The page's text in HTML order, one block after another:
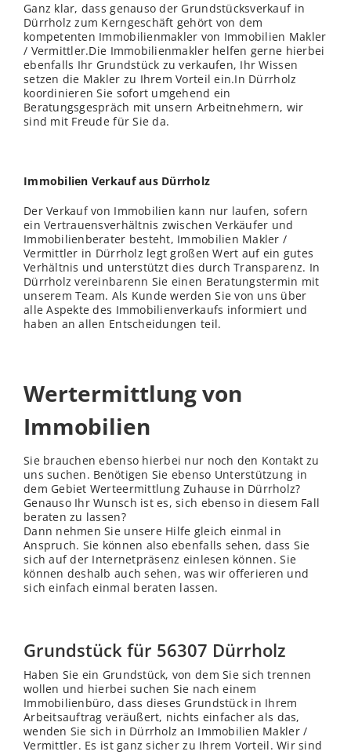
Ganz klar, dass genauso der Grundstücksverkauf in
Dürrholz zum Kerngeschäft gehört von dem
kompetenten Immobilienmakler von Immobilien Makler
/ Vermittler.Die Immobilienmakler helfen gerne hierbei
ebenfalls Ihr Grundstück zu verkaufen, IhrWissen
setzen die Makler zu Ihrem Vorteil ein.In Dürrholz
koordinieren Sie sofort umgehend ein
Beratungsgespräch mit unsern Arbeitnehmern, wir
sind mit Freude für Sie da.
Immobilien Verkauf aus Dürrholz
Der Verkauf von Immobilien kann nur laufen, sofern
ein Vertrauensverhältnis zwischen Verkäufer und
Immobilienberater besteht, Immobilien Makler /
Vermittler in Dürrholz legt großen Wert auf ein gutes
Verhältnis und unterstützt dies durch Transparenz. In
Dürrholz vereinbarenn Sie einen Beratungstermin mit
unserem Team. Als Kunde werden Sie von uns über
alle Aspekte des Immobilienverkaufs informiert und
haben an allen Entscheidungen teil.
Wertermittlung von
Immobilien
Sie brauchen ebenso hierbei nur noch den Kontakt zu
uns suchen. Benötigen Sie ebenso Unterstützung in
dem Gebiet Werteermittlung Zuhause in Dürrholz?
Genauso Ihr Wunsch ist es, sich ebenso in diesem Fall
beraten zu lassen?
Dann nehmen Sie unsere Hilfe gleich einmal in
Anspruch. Sie können also ebenfalls sehen, dass Sie
sich auf der Internetpräsenz einlesen können. Sie
können deshalb auch sehen, was wir offerieren und
sich einfach einmal beraten lassen.
Grundstück für 56307 Dürrholz
Haben Sie ein Grundstück, von dem Sie sich trennen
wollen und hierbei suchen Sie nach einem
Immobilienbüro, dass dieses Grundstück in Ihrem
Arbeitsauftrag veräußert, nichts einfacher als das,
wenden Sie sich in Dürrholz an Immobilien Makler /
Vermittler. Es ist ganz sicher zu Ihrem Vorteil. Wir sind